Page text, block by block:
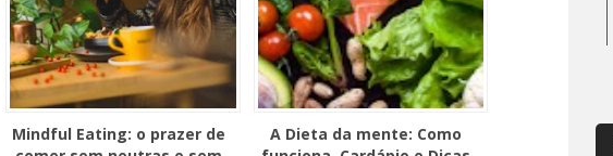
Mindful Eating: o prazer de
A Dieta da mente: Como